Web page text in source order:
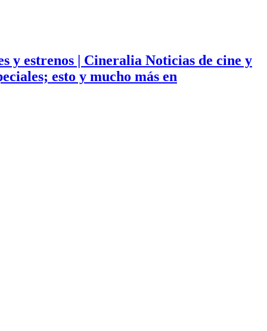
y estrenos | Cineralia Noticias de cine y
esto y mucho más en